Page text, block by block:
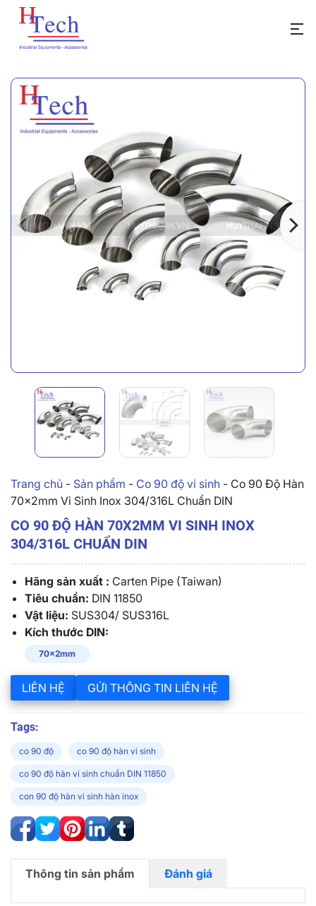
Trang chủ - Sản phẩm - Co 90 độ vi sinh - Co 90 Độ Hàn
70x2mm Vi Sinh Inox 304/316L Chuẩn DIN
CO 90 ĐỘ HÀN 70X2MM VI SINH INOX
304/316L CHUẨN DIN
Hãng sản xuất : Carten Pipe (Taiwan)
Tiêu chuẩn: DIN 11850
Vật liệu: SUS304/ SUS316L
Kích thước DIN:
70x2mm
LIÊN HỆ GỬI THÔNG TIN LIÊN HỆ
Tags:
co 90 độ co 90 độ hàn vi sinh
co 90 độ hàn vi sinh chuẩn DIN 11850
con 90 độ hàn vi sinh hàn inox
Thông tin sản phẩm Đánh giá